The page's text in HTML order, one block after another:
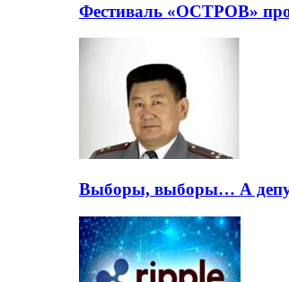
Фестиваль «ОСТРОВ»
Выборы, выборы… А